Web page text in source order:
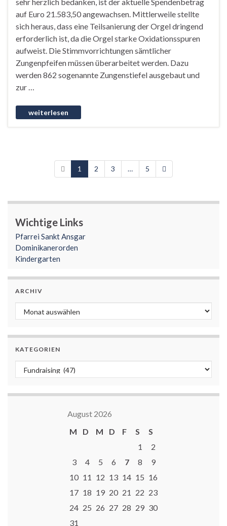
auf Euro 21.583,50 angewachsen. Mittlerweile stellte
sich heraus, dass eine Teilsanierung der Orgel dringend
erforderlich ist, da die Orgel starke Oxidationsspuren
aufweist. Die Stimmvorrichtungen sämtlicher
Zungenpfeifen müssen überarbeitet werden. Dazu
werden 862 sogenannte Zungenstiefel ausgebaut und
zur …
1 2 3 … 5
Wichtige Links
Pfarrei Sankt Ansgar
Dominikanerorden
Kindergarten
ARCHIV
Archiv
KATEGORIEN
Kategorien
August 2026
M
D M D F S
S
1
2
3
4 5 6 7 8
9
10 11 12 13 14 15 16
17 18 19 20 21 22 23
24 25 26 27 28 29 30
31